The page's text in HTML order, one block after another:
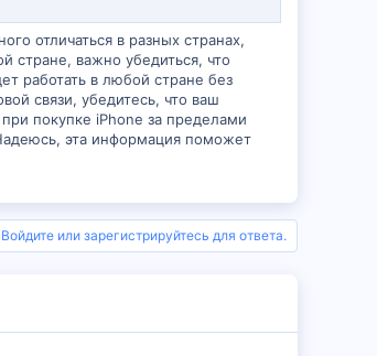
отличаться в разных странах,
стране, важно убедиться, что
работать в любой стране без
связи, убедитесь, что ваш
покупке iPhone за пределами
эта информация поможет
Войдите или зарегистрируйтесь для ответа.